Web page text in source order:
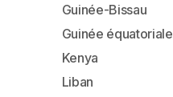
Guinée-Bissau
Guinée équatoriale
Kenya
Liban